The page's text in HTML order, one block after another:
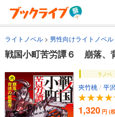
ライトノベル 男性向けライトノベル
戦国小町苦労譚６ 崩落、
ラノベ
夾竹桃 / 平
1,320 円 (